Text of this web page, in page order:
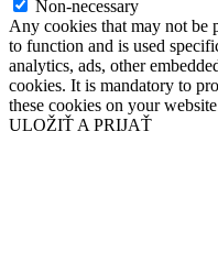
Non-necessary
Any cookies that may not be
to function and is used
analytics, ads, other
cookies. It is mandatory to
these cookies on your
ULOŽIŤ A PRIJAŤ